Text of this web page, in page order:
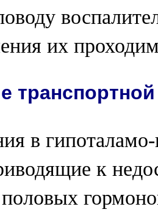
их
в
к